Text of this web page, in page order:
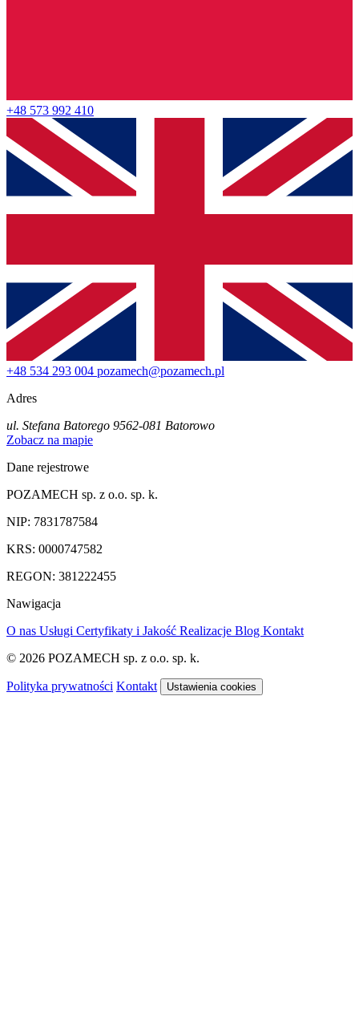
+48 573 992 410
+48 534 293 004 pozamech@pozamech.pl
Adres
ul. Stefana Batorego 9562-081 Batorowo
Zobacz na mapie
Dane rejestrowe
POZAMECH sp. z o.o. sp. k.
NIP: 7831787584
KRS: 0000747582
REGON: 381222455
Nawigacja
O nas Usługi Certyfikaty i Jakość Realizacje Blog Kontakt
© 2026 POZAMECH sp. z o.o. sp. k.
Polityka prywatności Kontakt Ustawienia cookies